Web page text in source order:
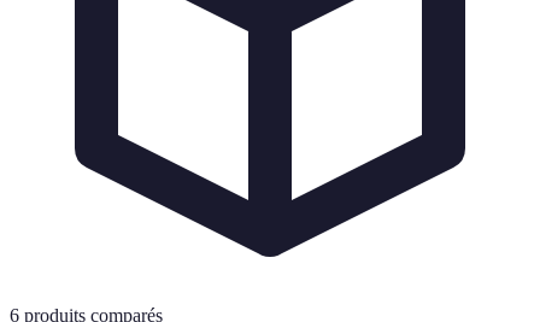
6 produits comparés